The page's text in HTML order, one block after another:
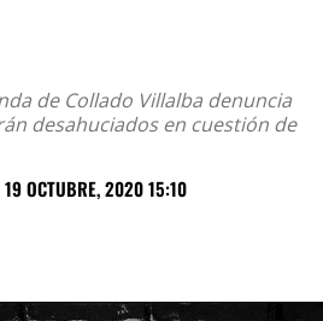
de Collado Villalba denuncia
desahuciados en cuestión de
19 OCTUBRE, 2020 15:10